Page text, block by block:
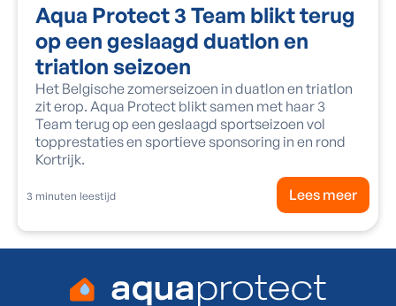
Aqua Protect 3 Team blikt terug
op een geslaagd duatlon en
triatlon seizoen
Het Belgische zomerseizoen in duatlon en triatlon
zit erop. Aqua Protect blikt samen met haar 3
Team terug op een geslaagd sportseizoen vol
topprestaties en sportieve sponsoring in en rond
Kortrijk.
3 minuten leestijd Lees meer